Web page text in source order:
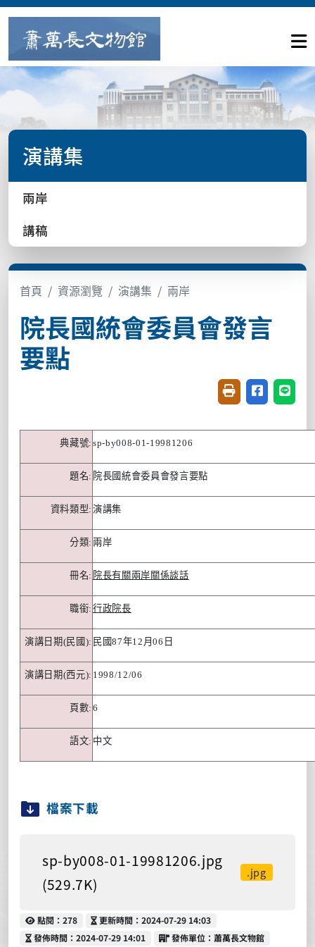
演講集
兩岸
講稿
首頁 資源瀏覽 演講集 兩岸
院長國統會委員會發言
要點
友善列印(開新視
分享至臉書
分享
典藏號: sp-by008-01-19981206
題名: 院長國統會委員會發言要點
資料類型: 演講集
分類: 兩岸
冊名: 院長有關兩岸關係談話
職銜: 行政院長
演講日期(民國): 民國87年12 月06 日
演講日期(西元): 1998/12/06
頁數: 6
語文: 中文
檔案下載
sp-by008-01-19981206.jpg
(529.7K)
.jpg
點閱
點閱：278 更新時間
更新時間：2024-07-29 14:03
發佈時間
發佈時間：2024-07-29 14:01 發佈單位
發佈單位：蕭萬長文物館